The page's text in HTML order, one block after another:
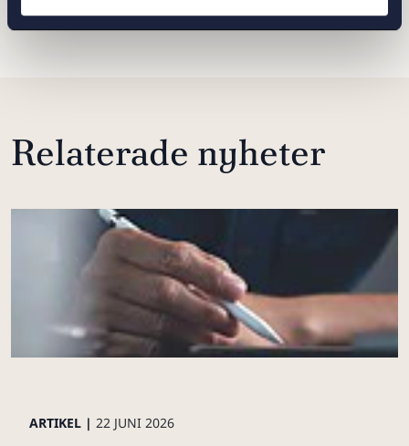
Relaterade nyheter
ARTIKEL | 22 JUNI 2026